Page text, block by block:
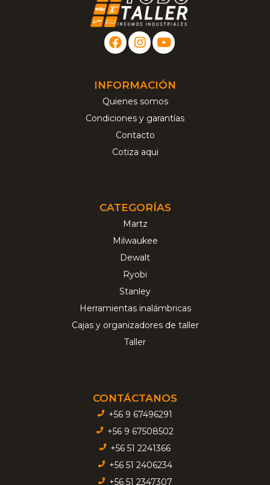
INFORMACIÓN
Quienes somos
Condiciones y garantías
Contacto
Cotiza aqui
CATEGORÍAS
Martz
Milwaukee
Dewalt
Ryobi
Stanley
Herramientas inalámbricas
Cajas y organizadores de taller
Taller
CONTÁCTANOS
+56 9 67496291
+56 9 67508502
+56 51 2241366
+56 51 2406234
+56 51 2347307